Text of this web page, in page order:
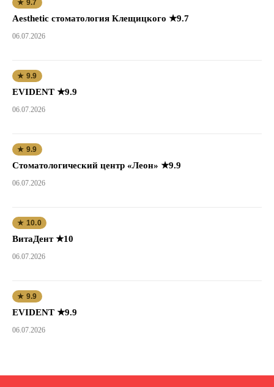
★ 9.7
Aesthetic стоматология Клещицкого ★9.7
06.07.2026
★ 9.9
EVIDENT ★9.9
06.07.2026
★ 9.9
Стоматологический центр «Леон» ★9.9
06.07.2026
★ 10.0
ВитаДент ★10
06.07.2026
★ 9.9
EVIDENT ★9.9
06.07.2026